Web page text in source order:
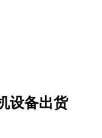
设备出货